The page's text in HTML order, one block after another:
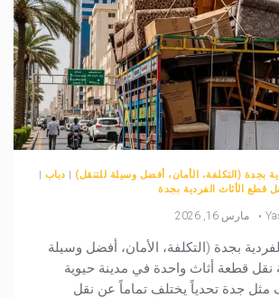
بجدة (التكلفة، الأمان، أفضل وسيلة للتنقل) دباب
قطع الأثاث الفردية بجدة
مارس 16, 2026
بجدة (التكلفة، الأمان، أفضل وسيلة
نقل قطعة أثاث واحدة في مدينة حيوية
مثل جدة تحدياً يختلف تماماً عن نقل